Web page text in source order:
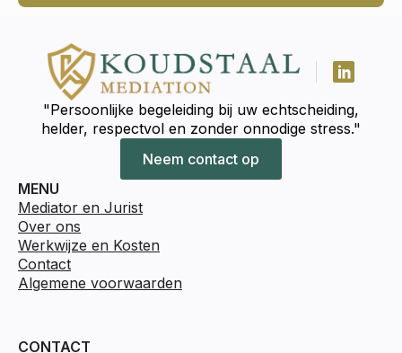
"Persoonlijke begeleiding bij uw echtscheiding,
helder, respectvol en zonder onnodige stress."
Neem contact op
MENU
Mediator en Jurist
Over ons
Werkwijze en Kosten
Contact
Algemene voorwaarden
CONTACT